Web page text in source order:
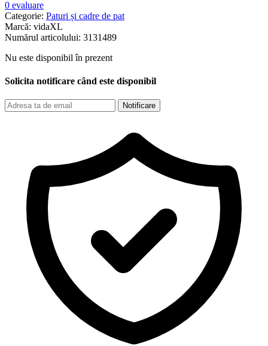
0 evaluare
Categorie: Paturi și cadre de pat
Marcă: vidaXL
Numărul articolului: 3131489
Nu este disponibil în prezent
Solicita notificare când este disponibil
Notificare